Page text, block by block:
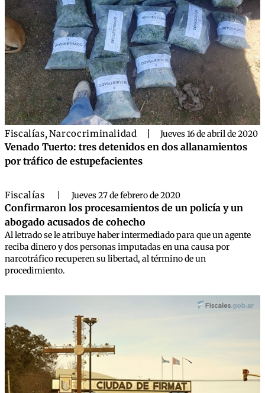
Fiscalías,Narcocriminalidad Jueves 16 de abril de 2020
Venado Tuerto: tres detenidos en dos allanamientos
por tráfico de estupefacientes
Fiscalías Jueves 27 de febrero de 2020
Confirmaron los procesamientos de un policía y un
abogado acusados de cohecho
Al letrado se le atribuye haber intermediado para que un agente
reciba dinero y dos personas imputadas en una causa por
narcotráfico recuperen su libertad, al término de un
procedimiento.